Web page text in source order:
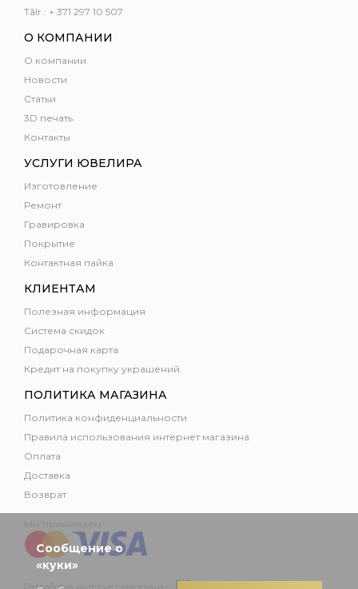
Tālr.: + 371 297 10 507
О КОМПАНИИ
О компании
Новости
Статьи
3D печать
Контакты
УСЛУГИ ЮВЕЛИРА
Изготовление
Ремонт
Гравировка
Покрытие
Контактная пайка
КЛИЕНТАМ
Полезная информация
Система скидок
Подарочная карта
Кредит на покупку украшений
ПОЛИТИКА МАГАЗИНА
Политика конфиденциальности
Правила использования интернет магазина
Оплата
Доставка
Возврат
Сообщение о
«куки»